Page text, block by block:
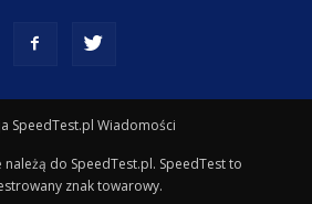
SpeedTest.pl Wiadomości
do SpeedTest.pl. SpeedTest to
znak towarowy.